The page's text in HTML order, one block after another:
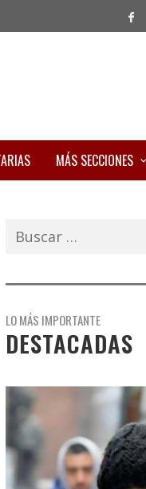
MÁS SECCIONES
Buscar:
LO MÁS IMPORTANTE
DESTACADAS